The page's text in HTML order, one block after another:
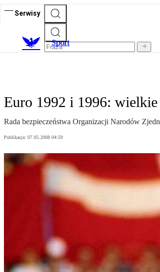
Serwisy
Sport
Euro 1992 i 1996:
Rada bezpieczeństwa Organizacji Narodów
Publikacja: 07.05.2008 04:59